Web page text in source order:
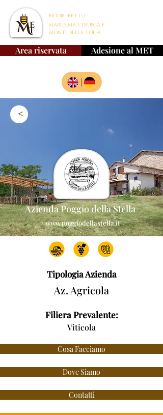
BIODISTRETTO
MAREMMA ETRUSCA E
MONTI DELLA TOLFA
Area riservata Adesione al MET
>
Azienda Poggio della Stella
www.poggiodellastella.it
Tipologia Azienda
Az. Agricola
Filiera Prevalente:
Viticola
Cosa Facciamo
Dove Siamo
Contatti